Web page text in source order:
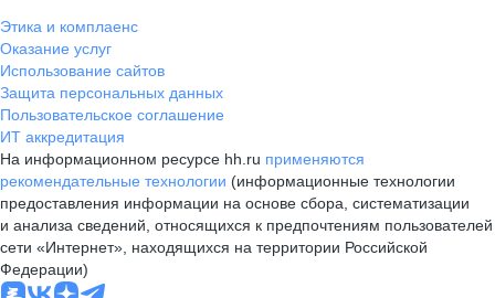
Этика и комплаенс
Оказание услуг
Использование сайтов
Защита персональных данных
Пользовательское соглашение
ИТ аккредитация
На информационном ресурсе hh.ru применяются
рекомендательные технологии (информационные технологии
предоставления информации на основе сбора, систематизации
и анализа сведений, относящихся к предпочтениям пользователей
сети «Интернет», находящихся на территории Российской
Федерации)